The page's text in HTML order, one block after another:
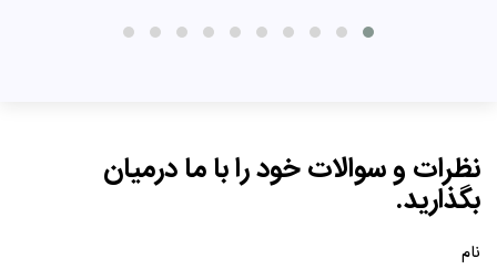
نظرات و سوالات خود را با ما درمیان
بگذارید.
نام